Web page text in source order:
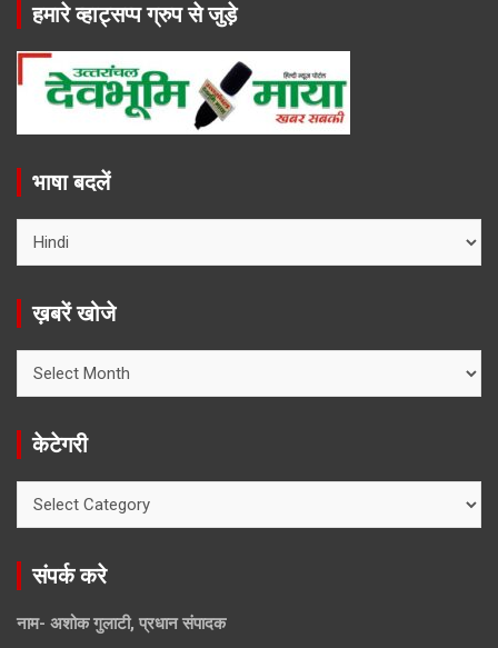
हमारे व्हाट्सप्प ग्रुप से जुड़े
भाषा बदलें
ख़बरें खोजे
खोजे
केटेगरी
संपर्क करे
नाम- अशोक गुलाटी, प्रधान संपादक